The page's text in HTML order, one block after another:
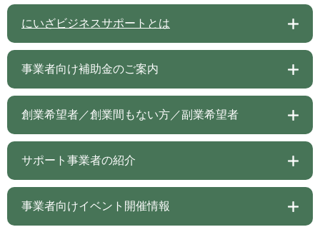
にいざビジネスサポートとは
事業者向け補助金のご案内
創業希望者／創業間もない方／副業希望者
サポート事業者の紹介
事業者向けイベント開催情報